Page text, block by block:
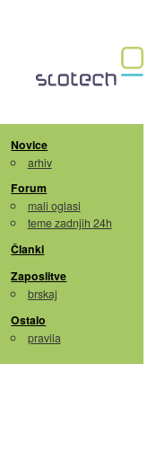
Novice
arhiv
Forum
mali oglasi
teme zadnjih 24h
Članki
Zaposlitve
brskaj
Ostalo
pravila